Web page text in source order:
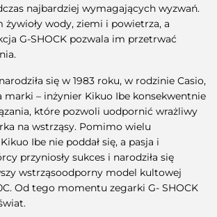
najbardziej wymagających wyzwań.
żywioły wody, ziemi i powietrza, a
G-SHOCK pozwala im przetrwać
się w 1983 roku, w rodzinie Casio,
marki – inżynier Kikuo Ibe konsekwentnie
które pozwoli uodpornić wrażliwy
na wstrząsy. Pomimo wielu
Ibe nie poddał się, a pasja i
przyniosły sukces i narodziła się
wstrząsoodporny model kultowej
Od tego momentu zegarki G- SHOCK